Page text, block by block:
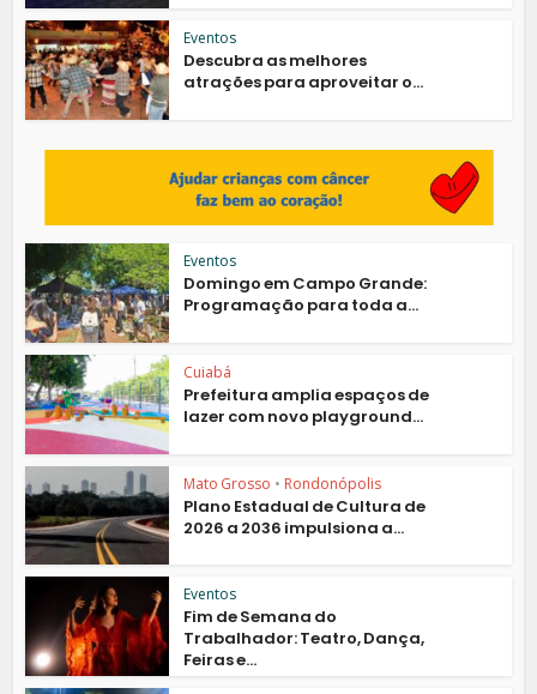
Eventos
Descubra as melhores
atrações para aproveitar o...
Eventos
Domingo em Campo Grande:
Programação para toda a...
Cuiabá
Prefeitura amplia espaços de
lazer com novo playground...
Mato Grosso • Rondonópolis
Plano Estadual de Cultura de
2026 a 2036 impulsiona a...
Eventos
Fim de Semana do
Trabalhador: Teatro, Dança,
Feiras e...